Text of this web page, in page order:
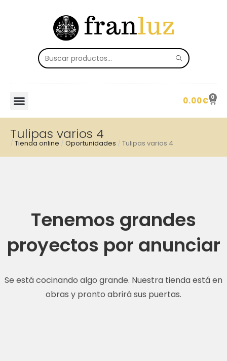
0.00€ 0
Tulipas varios 4
/ Tienda online / Oportunidades / Tulipas varios 4
Tenemos grandes
proyectos por anunciar
Se está cocinando algo grande. Nuestra tienda está en
obras y pronto abrirá sus puertas.